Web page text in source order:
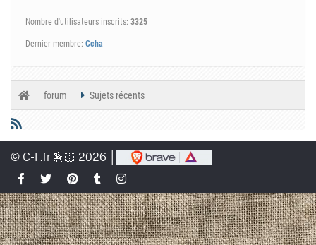
Nombre d'utilisateurs inscrits: 3325
Dernier membre: Ccha
forum Sujets récents
© C-F.fr 🏇🏻 2026 │